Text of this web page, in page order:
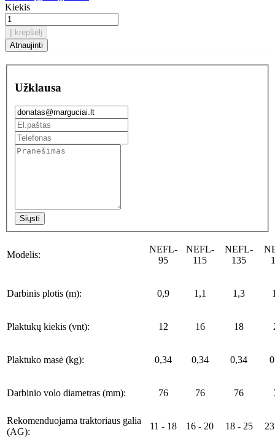
Kiekis
Į krepšelį
Užklausa
Siųsti
Modelis:
NEFL-
95
NEFL-
115
NEFL-
135
Darbinis plotis (m): 0,9 1,1 1,3
Plaktukų kiekis (vnt): 12 16 18
Plaktuko masė (kg): 0,34 0,34 0,34
Darbinio volo diametras (mm): 76 76 76
Rekomenduojama traktoriaus galia
(AG):
11 - 18 16 - 20 18 - 25